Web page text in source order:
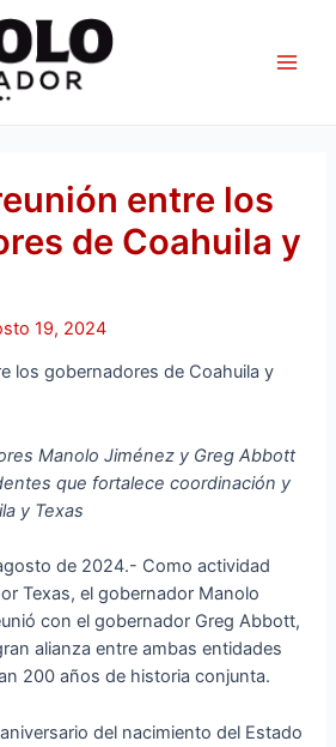
entre los
de Coahuila y
19, 2024
los gobernadores de Coahuila y
Manolo Jiménez y Greg Abbott
que fortalece coordinación y
y Texas
de 2024.- Como actividad
Texas, el gobernador Manolo
con el gobernador Greg Abbott,
alianza entre ambas entidades
200 años de historia conjunta.
del nacimiento del Estado